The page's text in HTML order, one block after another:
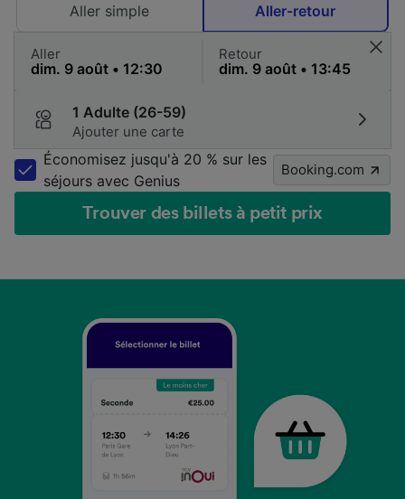
Aller simple
Aller-retour
Aller Retour
1 Adulte (26-59)
Ajouter une carte
Économisez jusqu'à 20 % sur les
séjours avec Genius
Booking.com
Trouver des billets à petit prix